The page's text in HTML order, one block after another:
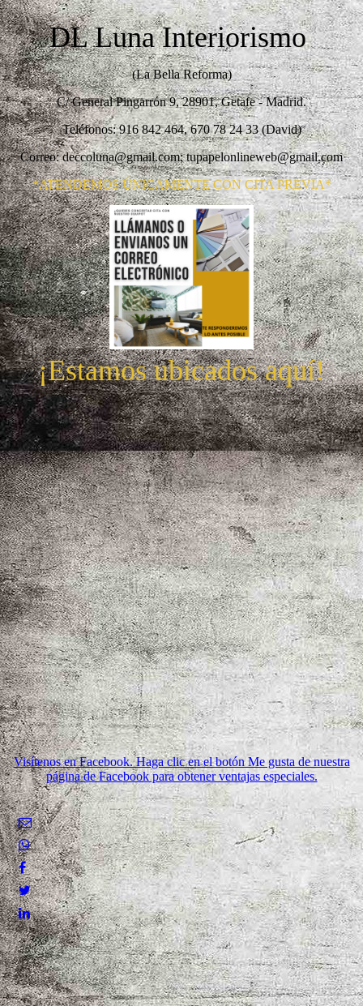
DL Luna Interiorismo
(La Bella Reforma)
C/ General Pingarrón 9, 28901, Getafe - Madrid.
Teléfonos: 916 842 464, 670 78 24 33 (David)
Correo: deccoluna@gmail.com; tupapelonlineweb@gmail.com
*ATENDEMOS ÚNICAMENTE CON CITA PREVIA*
¡Estamos ubicados aquí!
Visítenos en Facebook. Haga clic en el botón Me gusta de nuestra
página de Facebook para obtener ventajas especiales.